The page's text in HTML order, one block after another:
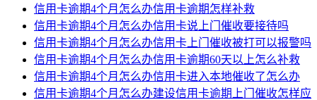
信用卡逾期4个月怎么办信用卡逾期怎样补救
信用卡逾期4个月怎么办信用卡说上门催收要接待吗
信用卡逾期4个月怎么办信用卡上门催收被打可以报警吗
信用卡逾期4个月怎么办信用卡逾期60天以上怎么补救
信用卡逾期4个月怎么办信用卡进入本地催收了怎么办
信用卡逾期4个月怎么办建设信用卡逾期上门催收怎样应